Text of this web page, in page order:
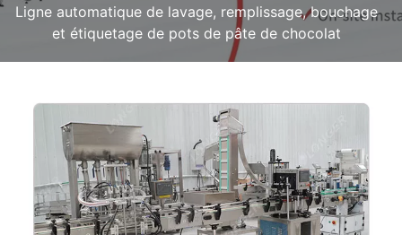
Ligne automatique de lavage, remplissage, bouchage
et étiquetage de pots de pâte de chocolat